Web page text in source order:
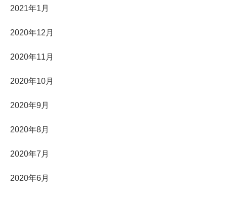
2021年1月
2020年12月
2020年11月
2020年10月
2020年9月
2020年8月
2020年7月
2020年6月